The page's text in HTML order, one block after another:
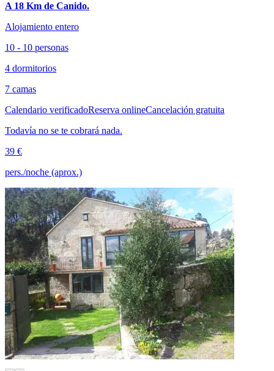
A 18 Km de Canido.
Alojamiento entero
10 - 10 personas
4 dormitorios
7 camas
Calendario verificadoReserva onlineCancelación gratuita
Todavía no se te cobrará nada.
39 €
pers./noche (aprox.)